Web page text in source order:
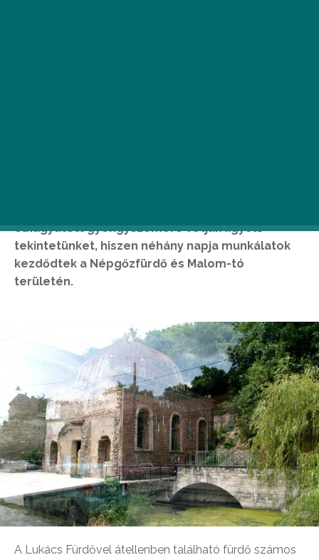
elhagyatott gyöngyszemére vetjük figyelő
tekintetünket, hiszen néhány napja munkálatok
kezdődtek a Népgőzfürdő és Malom-tó
területén.
A Lukács Fürdővel átellenben található fürdő számos